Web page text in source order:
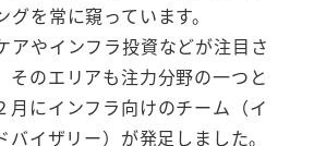
を常に窺っています。
アやインフラ投資などが注目さ
そのエリアも注力分野の一つと
月にインフラ向けのチーム（イ
バイザリー）が発足しました。